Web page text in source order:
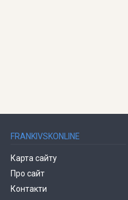
FRANKIVSKONLINE
Карта сайту
Про сайт
Контакти